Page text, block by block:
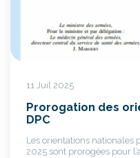
11 Juil 2025
Prorogation des
DPC
Les orientations nationales
2025 sont prorogées pour